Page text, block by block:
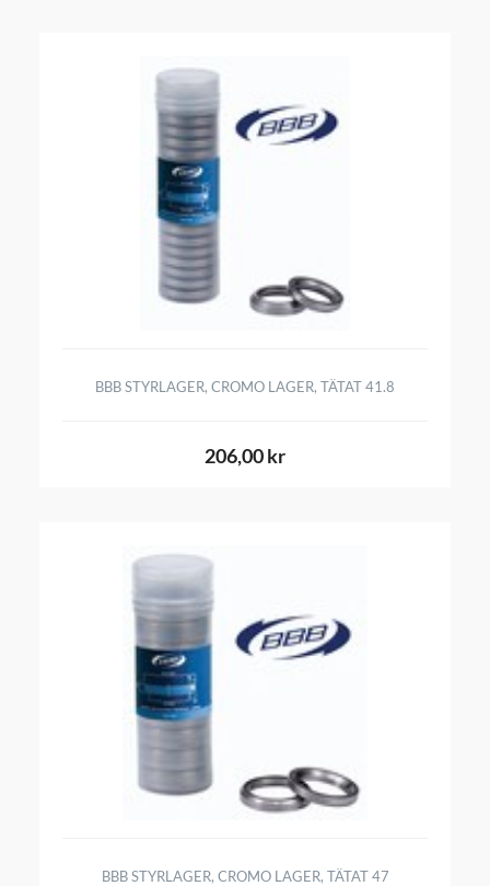
BBB STYRLAGER, CROMO LAGER, TÄTAT 41.8
206,00 kr
BBB STYRLAGER, CROMO LAGER, TÄTAT 47